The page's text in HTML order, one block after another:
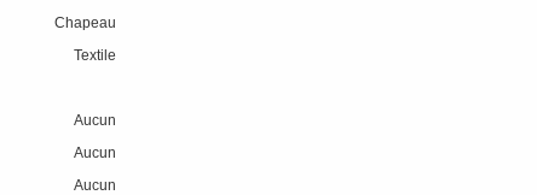
Chapeau
Textile
Aucun
Aucun
Aucun